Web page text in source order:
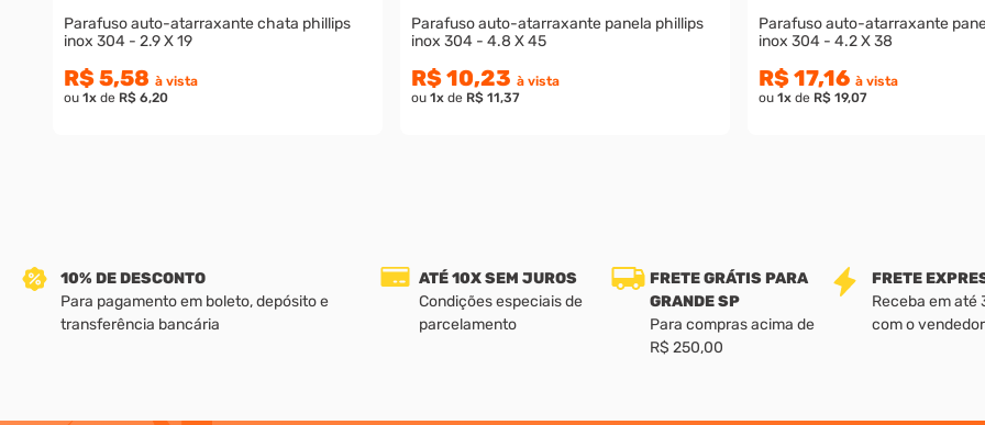
Parafuso auto-atarraxante chata phillips
inox 304 - 2.9 X 19
R$ 5,58 à vista
ou 1xde R$ 6,20
Parafuso auto-atarraxante panela phillips
inox 304 - 4.8 X 45
R$ 10,23 à vista
ou 1xde R$ 11,37
Parafuso auto-atarraxante
inox 304 - 4.2 X 38
R$ 17,16 à vista
ou 1xde R$ 19,07
10% DE DESCONTO
Para pagamento em boleto, depósito e
transferência bancária
ATÉ 10X SEM JUROS
Condições especiais de
parcelamento
FRETE GRÁTIS PARA
GRANDE SP
Para compras acima de
R$ 250,00
FRETE
Receba em até
com o vendedor